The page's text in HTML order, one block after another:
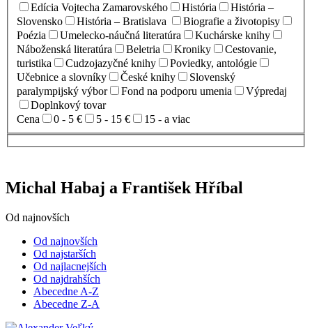
Edícia Vojtecha Zamarovského História
História –
Slovensko
História – Bratislava
Biografie a životopisy
Poézia
Umelecko-náučná literatúra
Kuchárske knihy
Náboženská literatúra
Beletria Kroniky
Cestovanie,
turistika
Cudzojazyčné knihy
Poviedky, antológie
Učebnice a slovníky
České knihy
Slovenský
paralympijský výbor
Fond na podporu umenia
Výpredaj
Doplnkový tovar
Cena
0 - 5 € 5 - 15 € 15 - a viac
Michal Habaj a František Hříbal
Od najnovších
Od najnovších
Od najstarších
Od najlacnejších
Od najdrahších
Abecedne A-Z
Abecedne Z-A